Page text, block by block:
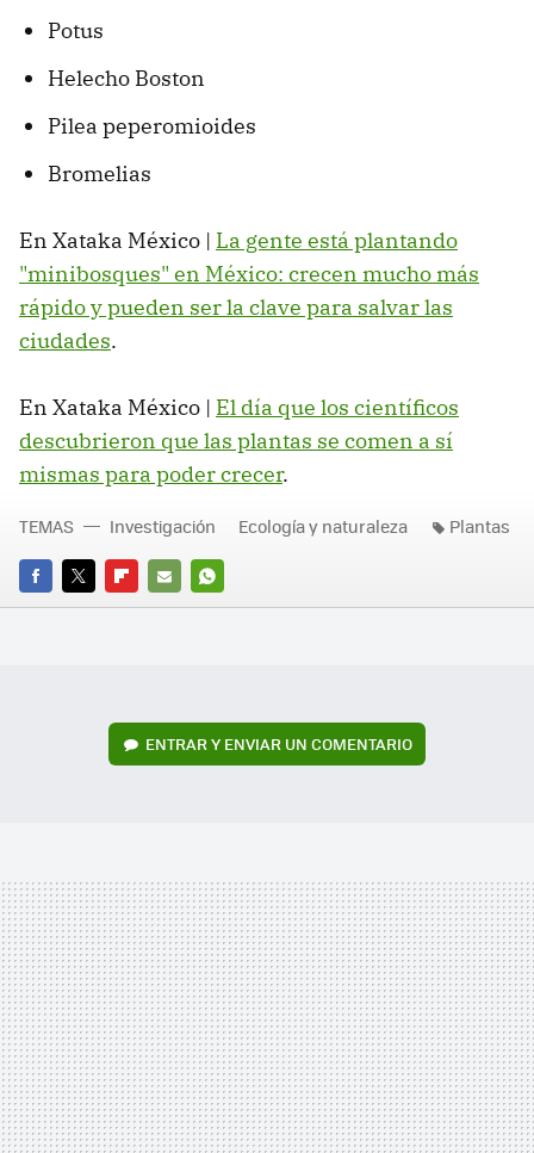
Potus
Helecho Boston
Pilea peperomioides
Bromelias
En Xataka México | La gente está plantando
"minibosques" en México: crecen mucho más
rápido y pueden ser la clave para salvar las
ciudades.
En Xataka México | El día que los científicos
descubrieron que las plantas se comen a sí
mismas para poder crecer.
FACEBOOK
TWITTERFLIPBOARD
E-
WHATSAPP
TEMAS Investigación Ecología y naturaleza Plantas
ENTRAR Y ENVIAR UN COMENTARIO